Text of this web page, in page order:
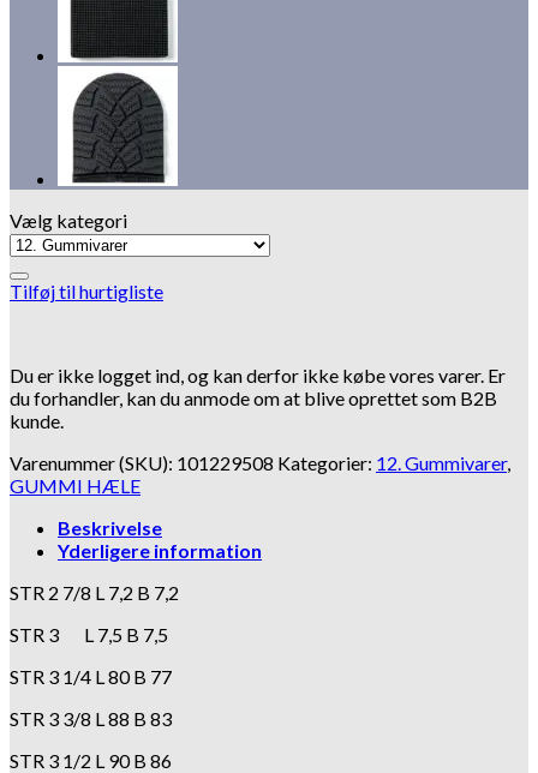
Vælg kategori
Tilføj til hurtigliste
Du er ikke logget ind, og kan derfor ikke købe vores varer. Er
du forhandler, kan du anmode om at blive oprettet som B2B
kunde.
Varenummer (SKU): 101229508 Kategorier: 12. Gummivarer,
GUMMI HÆLE
Beskrivelse
Yderligere information
STR 2 7/8 L 7,2 B 7,2
STR 3 L 7,5 B 7,5
STR 3 1/4 L 80 B 77
STR 3 3/8 L 88 B 83
STR 3 1/2 L 90 B 86